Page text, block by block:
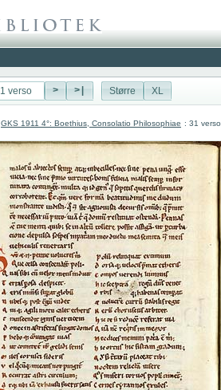
> >| Større XL
GKS 1911 4°: Boethius, Consolatio Philosophiae : 31 verso